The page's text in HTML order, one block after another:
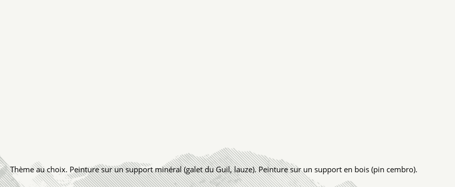
Thème au choix. Peinture sur un support minéral (galet du Guil, lauze). Peinture sur un support en bois (pin cembro).